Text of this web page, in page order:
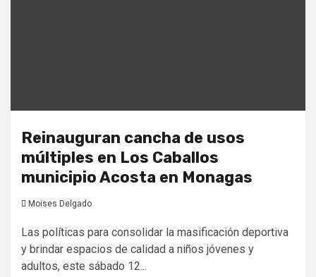
Reinauguran cancha de usos
múltiples en Los Caballos
municipio Acosta en Monagas
Moises Delgado
Las políticas para consolidar la masificación deportiva
y brindar espacios de calidad a niños jóvenes y
adultos, este sábado 12...